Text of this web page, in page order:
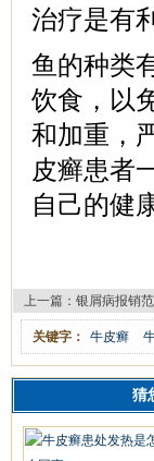
治疗是有
鱼的种类
饮食，以
和加重，
皮癣患者
自己的健
上一篇： 银屑病报销
关键字： 牛皮癣
猜